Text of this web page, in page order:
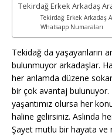
Tekirdağ Erkek Arkadaş
Tekirdağ Erkek Arkadaş
Whatsapp Numaraları
Tekidağ da yaşayanların
bulunmuyor arkadaşlar.
her anlamda düzene
bir çok avantaj
yaşantımız olursa her
haline gelirsiniz. Aslında
Şayet mutlu bir hayata ve